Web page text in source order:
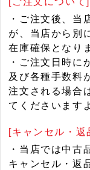
・ご注文後、当
が、当店から別
在庫確保となり
・ご注文日時に
及び各種手数料
注文される場合
てくださいます
[キャンセル・返
・当店では中古
キャンセル・返